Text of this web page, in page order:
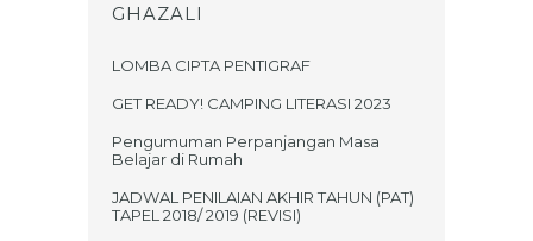
GHAZALI
LOMBA CIPTA PENTIGRAF
GET READY! CAMPING LITERASI 2023
Pengumuman Perpanjangan Masa
Belajar di Rumah
JADWAL PENILAIAN AKHIR TAHUN (PAT)
TAPEL 2018/ 2019 (REVISI)